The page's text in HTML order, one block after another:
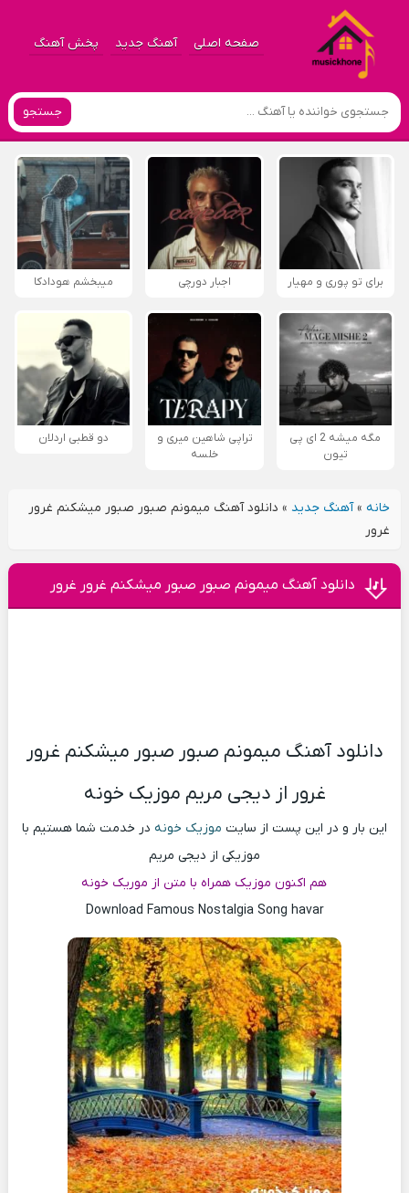
صفحه اصلی آهنگ جدید پخش آهنگ
جستجو
برای تو پوری و مهیار اجبار دورچی میبخشم هودادکا
مگه میشه 2 ای پی
تیون
تراپی شاهین میری و
خلسه
دو قطبی اردلان
خانه»آهنگ جدید » دانلود آهنگ میمونم صبور صبور میشکنم غرور
غرور
دانلود آهنگ میمونم صبور صبور میشکنم غرور غرور
دانلود آهنگ میمونم صبور صبور میشکنم غرور
غرور از دیجی مریم موزیک خونه
این بار و در این پست از سایت موزیک خونه در خدمت شما هستیم با
موزیکی از دیجی مریم
هم اکنون موزیک همراه با متن از موریک خونه
Download Famous Nostalgia Song havar